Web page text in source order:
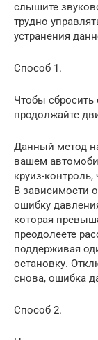
слышите
трудно
устранения
Способ 1.
Чтобы сбросить
продолжайте
Данный метод
вашем
круиз-
В зависимости
ошибку
которая
преодолеете
поддерживая
остановку.
снова, ошибка
Способ 2.